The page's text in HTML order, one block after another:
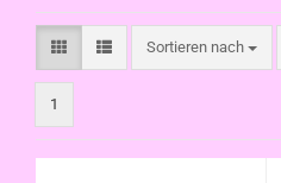
Sortieren nach
Sortieren nach
1